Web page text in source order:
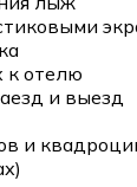
к отелю
и выезд
и